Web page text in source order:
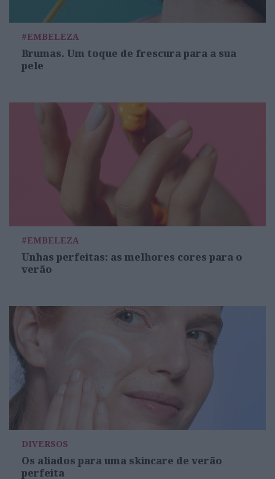
#EMBELEZA
Brumas. Um toque de frescura para a sua
pele
#EMBELEZA
Unhas perfeitas: as melhores cores para o
verão
DIVERSOS
Os aliados para uma skincare de verão
perfeita